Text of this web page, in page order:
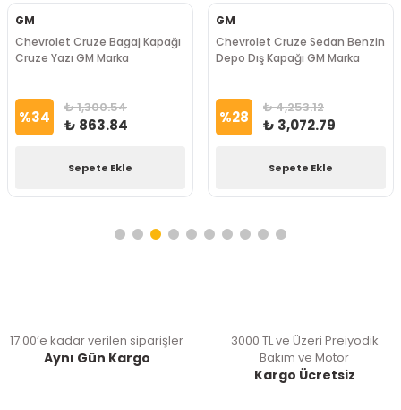
GM
Chevrolet Cruze Bagaj Kapağı
Cruze Yazı GM Marka
%34 ₺ 1,300.54
₺ 863.84
Sepete Ekle
GM
Chevrolet Cruze Sedan Benzin
Depo Dış Kapağı GM Marka
%28 ₺ 4,253.12
₺ 3,072.79
Sepete Ekle
17:00’e kadar verilen siparişler
Aynı Gün Kargo
3000 TL ve Üzeri Preiyodik
Bakım ve Motor
Kargo Ücretsiz